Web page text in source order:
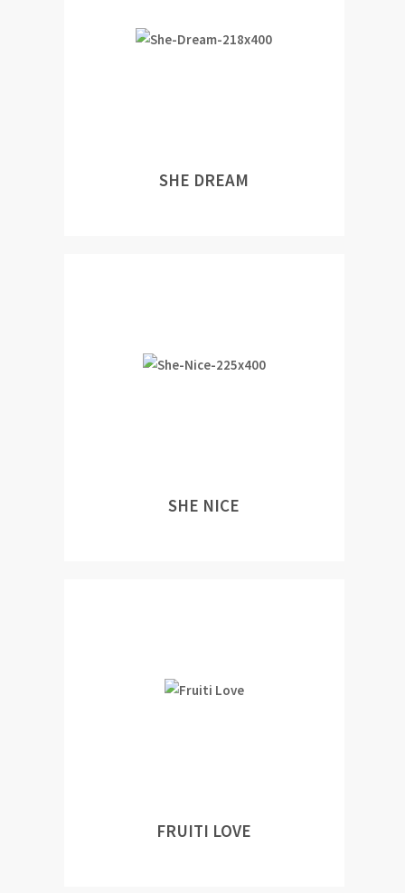
SHE DREAM
SHE NICE
FRUITI LOVE